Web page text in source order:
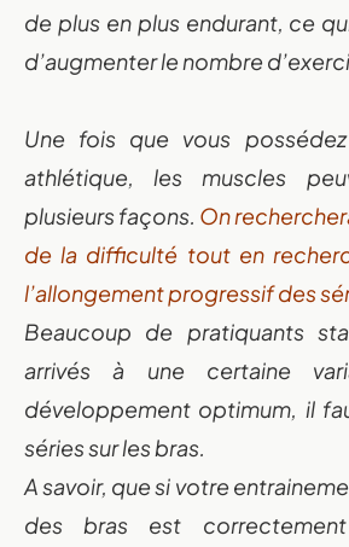
de plus en plus endurant, ce
d’augmenter le nombre
Une fois que vous
athlétique, les muscles
plusieurs façons. On
de la difficulté tout en
l’allongement progressif des
Beaucoup de pratiquants
arrivés à une certaine
développement optimum, il
séries sur les bras.
A savoir, que si votre
des bras est